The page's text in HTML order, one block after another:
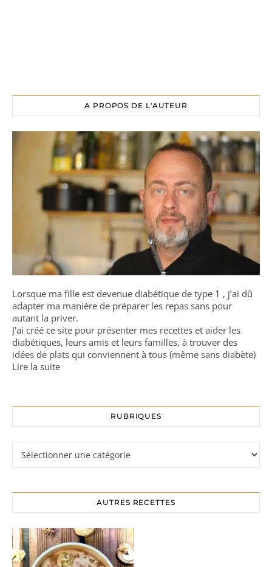
A PROPOS DE L'AUTEUR
Lorsque ma fille est devenue diabétique de type 1 , j’ai dû
adapter ma manière de préparer les repas sans pour
autant la priver.
J'ai créé ce site pour présenter mes recettes et aider les
diabétiques, leurs amis et leurs familles, à trouver des
idées de plats qui conviennent à tous (même sans diabète)
Lire la suite
RUBRIQUES
AUTRES RECETTES